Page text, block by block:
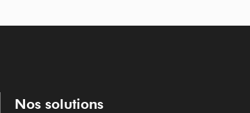
Nos solutions